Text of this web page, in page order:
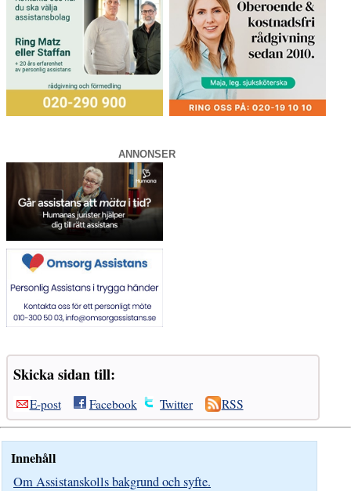
ANNONSER
Skicka sidan till:
E-post Facebook Twitter RSS
Innehåll
Om Assistanskolls bakgrund och syfte.